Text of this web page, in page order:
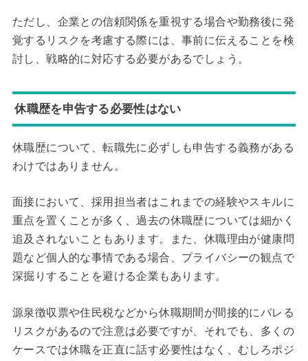
ただし、企業との信頼関係を重視する場合や勤務後に発
覚するリスクを考慮する際には、事前に伝えることを検
討し、戦略的に対応する必要があるでしょう。
休職歴を申告する必要性はない
休職歴について、転職先に必ずしも申告する義務がある
わけではありません。
面接において、採用担当者はこれまでの経験やスキルに
重点を置くことが多く、過去の休職歴については細かく
追及されないこともあります。また、休職理由が健康問
題など個人的な事情である場合、プライバシーの観点で
深掘りすることを避ける企業もあります。
源泉徴収票や住民税などから休職期間が間接的にバレる
リスクがあるので注意は必要ですが、それでも、多くの
ケースでは休職を正直に話す必要性はなく、むしろポジ